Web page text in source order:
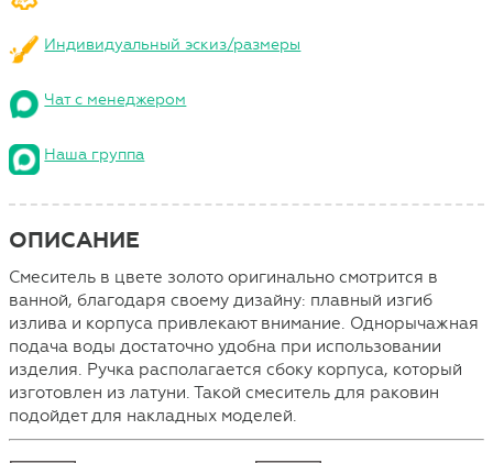
Индивидуальный эскиз/размеры
Чат с менеджером
Наша группа
ОПИСАНИЕ
Смеситель в цвете золото оригинально смотрится в
ванной, благодаря своему дизайну: плавный изгиб
излива и корпуса привлекают внимание. Однорычажная
подача воды достаточно удобна при использовании
изделия. Ручка располагается сбоку корпуса, который
изготовлен из латуни. Такой смеситель для раковин
подойдет для накладных моделей.